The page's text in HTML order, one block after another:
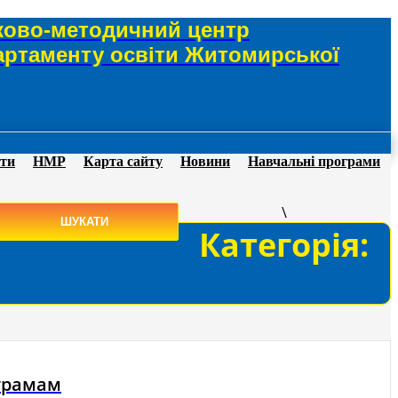
методичний центр
освіти Житомирської
НМР Карта сайту Новини Навчальні програми
\
Категорія: